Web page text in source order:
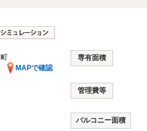
MAPで確認
専有面積
管理費等
バルコニー面積